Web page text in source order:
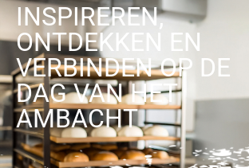
INSPIREREN,
ONTDEKKEN EN
VERBINDEN OP DE
DAG VAN HET
AMBACHT